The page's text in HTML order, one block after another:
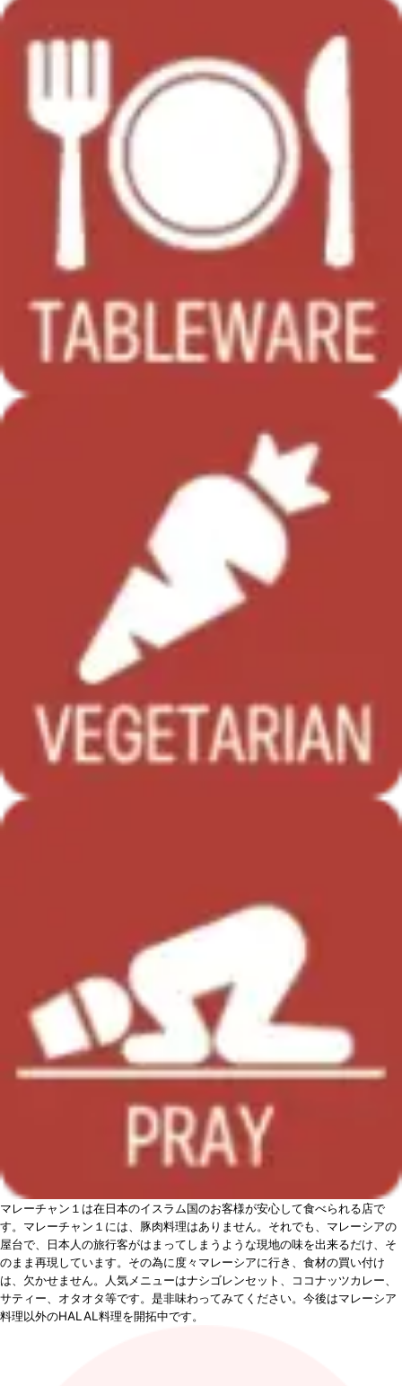
マレーチャン１は在日本のイスラム国のお客様が安心して食べられる店で
す。マレーチャン１には、豚肉料理はありません。それでも、マレーシアの
屋台で、日本人の旅行客がはまってしまうような現地の味を出来るだけ、そ
のまま再現しています。その為に度々マレーシアに行き、食材の買い付け
は、欠かせません。人気メニューはナシゴレンセット、ココナッツカレー、
サティー、オタオタ等です。是非味わってみてください。今後はマレーシア
料理以外のHALAL料理を開拓中です。